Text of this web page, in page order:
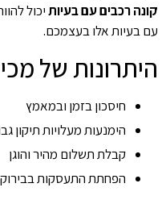
קונה רכבים עם בעיותיכול
עם בעיות אלו בעצמכם.
היתרונות של
חיסכון בזמן ובמאמץ
הימנעות מעלויות תיקון
קבלת תשלום מהיר והוגן
הפחתת התעסקות